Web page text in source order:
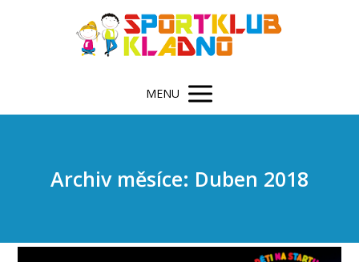
MENU
Archiv měsíce: Duben 2018